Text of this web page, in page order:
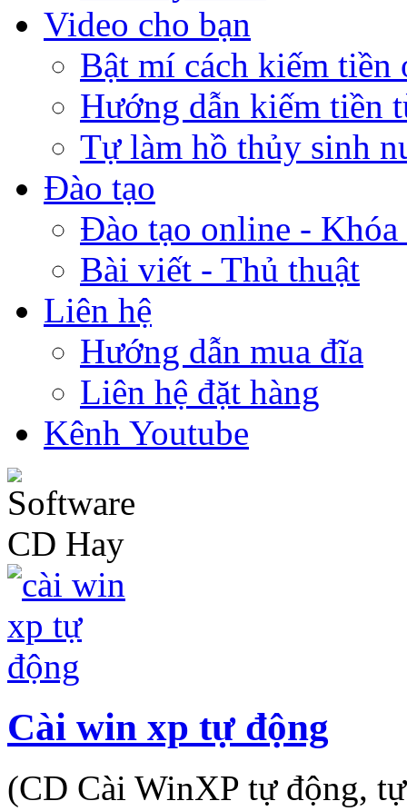
Video cho bạn
Bật mí cách kiếm tiền
Hướng dẫn kiếm tiền
Tự làm hồ thủy sinh
Đào tạo
Đào tạo online -
Bài viết - Thủ thuật
Liên hệ
Hướng dẫn mua đĩa
Liên hệ đặt hàng
Kênh Youtube
Cài win xp tự động
(CD Cài WinXP tự động,